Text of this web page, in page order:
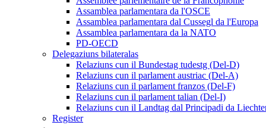
Assamblea parlamentara da l'OSCE
Assamblea parlamentara dal Cussegl da l'Europa
Assamblea parlamentara da la NATO
PD-OECD
Delegaziuns bilateralas
Relaziuns cun il Bundestag tudestg (Del-D)
Relaziuns cun il parlament austriac (Del-A)
Relaziuns cun il parlament franzos (Del-F)
Relaziuns cun il parlament talian (Del-I)
Relaziuns cun il Landtag dal Principadi da
Register